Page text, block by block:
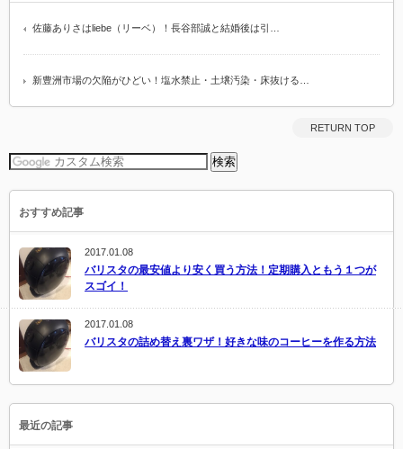
佐藤ありさはliebe（リーベ）！長谷部誠と結婚後は引…
新豊洲市場の欠陥がひどい！塩水禁止・土壌汚染・床抜ける…
RETURN TOP
おすすめ記事
2017.01.08
バリスタの最安値より安く買う方法！定期購入ともう１つが
スゴイ！
2017.01.08
バリスタの詰め替え裏ワザ！好きな味のコーヒーを作る方法
最近の記事